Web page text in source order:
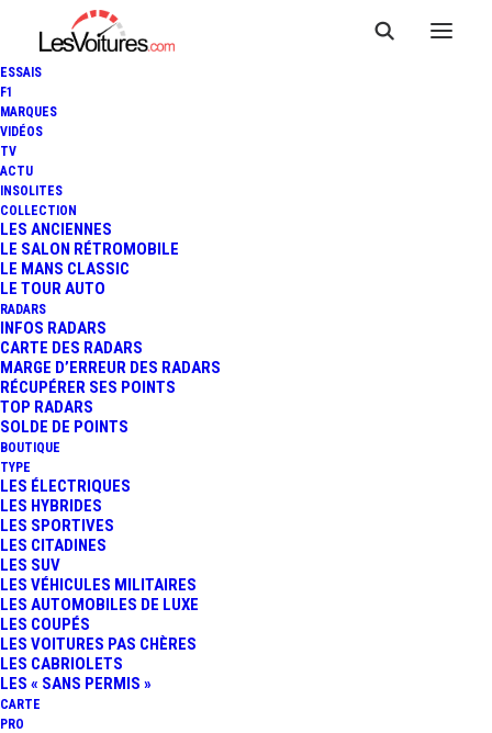
ESSAIS
F1
MARQUES
VIDÉOS
TV
ACTU
INSOLITES
COLLECTION
LES ANCIENNES
LE SALON RÉTROMOBILE
LE MANS CLASSIC
LE TOUR AUTO
RADARS
INFOS RADARS
CARTE DES RADARS
MARGE D’ERREUR DES RADARS
RÉCUPÉRER SES POINTS
TOP RADARS
SOLDE DE POINTS
BOUTIQUE
TYPE
LES ÉLECTRIQUES
LES HYBRIDES
LES SPORTIVES
LES CITADINES
LES SUV
LES VÉHICULES MILITAIRES
LES AUTOMOBILES DE LUXE
LES COUPÉS
LES VOITURES PAS CHÈRES
LES CABRIOLETS
LES « SANS PERMIS »
CARTE
PRO
29 mars 2018
MASERATI LEVANTE
TROFEO : SUV AFFÛTÉ
DE 590 CHEVAUX